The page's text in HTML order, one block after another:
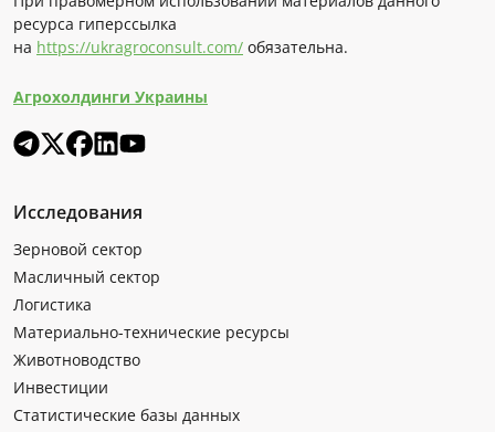
ресурса гиперссылка
на https://ukragroconsult.com/ обязательна.
Агрохолдинги Украины
Исследования
Зерновой сектор
Масличный сектор
Логистика
Материально-технические ресурсы
Животноводство
Инвестиции
Статистические базы данных